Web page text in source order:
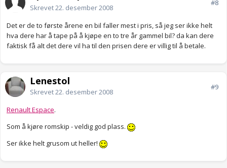
Skrevet22. desember 2008
#8
Det er de to første årene en bil faller mest i pris, så jeg ser ikke helt
hva dere har å tape på å kjøpe en to tre år gammel bil? da kan dere
faktisk få alt det dere vil ha til den prisen dere er villig til å betale.
Lenestol
Skrevet22. desember 2008
#9
Renault Espace.
Som å kjøre romskip - veldig god plass.
Ser ikke helt grusom ut heller!